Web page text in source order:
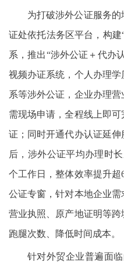
为打破涉外公证服务
证处依托法务区平台，构
系，推出“涉外公证＋代办
视频办证系统，个人办理
系等涉外公证，企业办理
需现场申请，全程线上即
证；同时开通代办认证延
后，涉外公证平均办理时
个工作日，整体效率提升
公证专窗，针对本地企业
营业执照、原产地证明等
跑腿次数、降低时间成本。
针对外贸企业普遍面